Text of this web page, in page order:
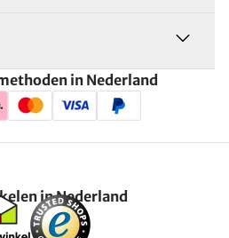
in Nederland
in Nederland